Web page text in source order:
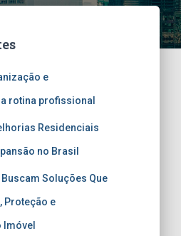
e
rotina profissional
Residenciais
no Brasil
Soluções Que
Proteção e